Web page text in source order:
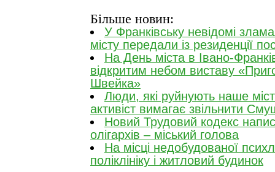
Більше новин:
У Франківську невідомі
місту передали із резиденції
На День міста в Івано-
відкритим небом виставу
Швейка»
Люди, які руйнують наше
активіст вимагає звільнити
Новий Трудовий кодекс
олігархів – міський голова
На місці недобудованої
поліклініку і житловий будинок